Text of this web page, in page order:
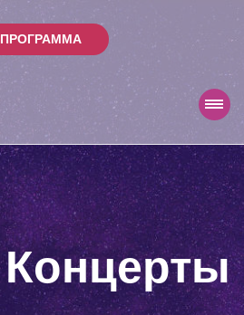
ПРОГРАММА
Концерты